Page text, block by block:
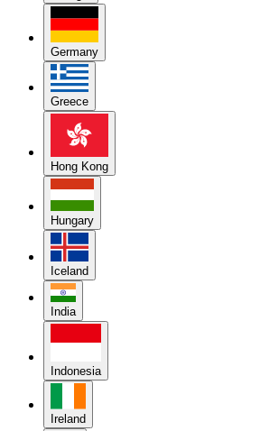
Germany
Greece
Hong Kong
Hungary
Iceland
India
Indonesia
Ireland